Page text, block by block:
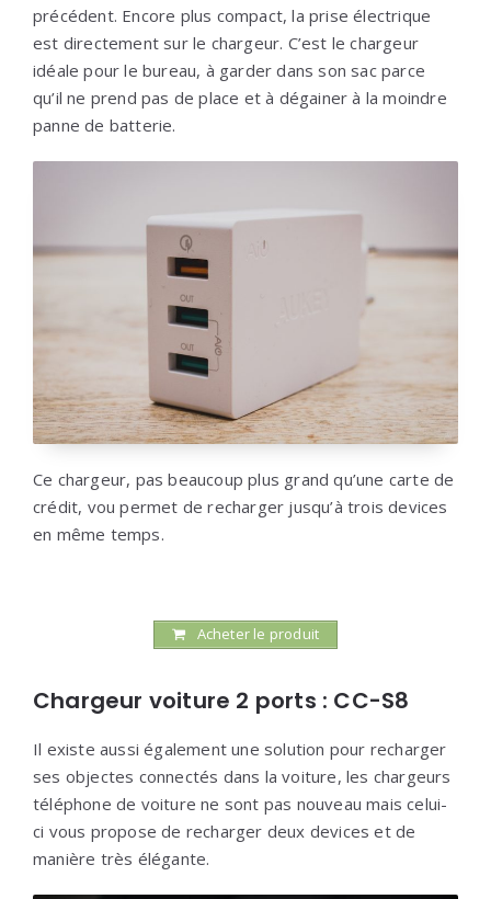
précédent. Encore plus compact, la prise électrique
est directement sur le chargeur. C’est le chargeur
idéale pour le bureau, à garder dans son sac parce
qu’il ne prend pas de place et à dégainer à la moindre
panne de batterie.
Ce chargeur, pas beaucoup plus grand qu’une carte de
crédit, vou permet de recharger jusqu’à trois devices
en même temps.
Acheter le produit
Chargeur voiture 2 ports : CC-S8
Il existe aussi également une solution pour recharger
ses objectes connectés dans la voiture, les chargeurs
téléphone de voiture ne sont pas nouveau mais celui-
ci vous propose de recharger deux devices et de
manière très élégante.